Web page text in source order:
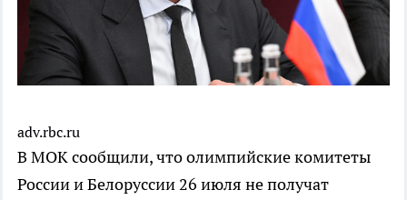
adv.rbc.ru
В МОК сообщили, что олимпийские комитеты
России и Белоруссии 26 июля не получат